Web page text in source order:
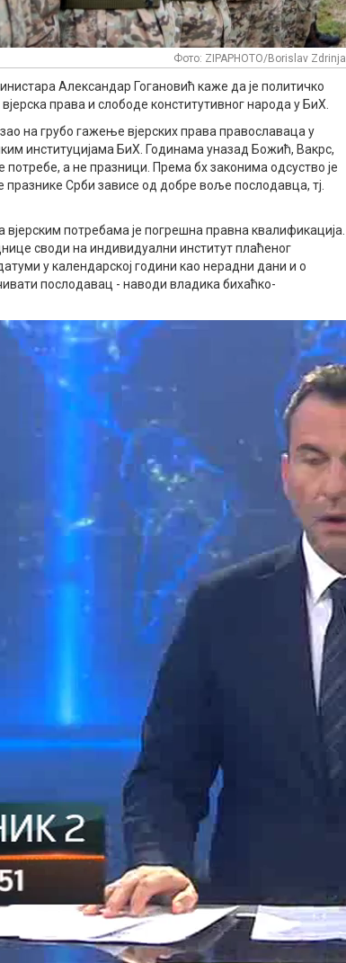
Фото: ZIPAPHOTO/Borislav Zdrinja
Александар Гогановић каже да је политичко
права и слободе конститутивног народа у БиХ.
на грубо гажење вјерских права православаца у
институцијама БиХ. Годинама уназад Божић, Вакрс,
потребе, а не празници. Према бх законима одсуство је
Срби зависе од добре воље послодавца, тј.
вјерским потребама је погрешна правна квалификација.
своди на индивидуални институт плаћеног
у календарској години као нерадни дани и о
послодавац - наводи владика бихаћко-
Александар Гогановић наводи да су Срби
своје вјерске празнике под изговором да имају два
за мене су Божић и Вакрс вјерски празници а не
потребе али их користимао за славе, Задушнице
довијају се на разне начине да оправдају
О 9. јануару да не говоримо. У сусрет Вакрсу, због којег